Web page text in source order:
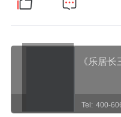
《乐居长
Tel: 400-